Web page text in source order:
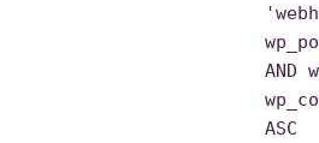
AND
ASC